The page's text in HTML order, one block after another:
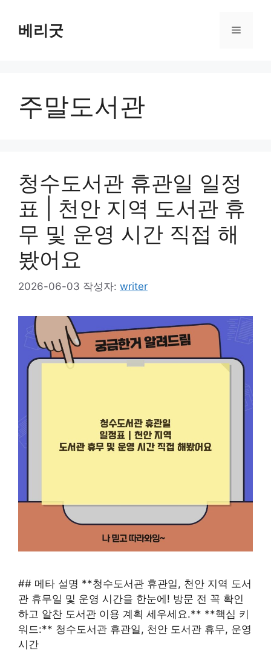
베리굿 메
주말도서관
청수도서관 휴관일 일정
표 | 천안 지역 도서관 휴
무 및 운영 시간 직접 해
봤어요
2026-06-03 작성자: writer
## 메타 설명 **청수도서관 휴관일, 천안 지역 도서
관 휴무일 및 운영 시간을 한눈에! 방문 전 꼭 확인
하고 알찬 도서관 이용 계획 세우세요.** **핵심 키
워드:** 청수도서관 휴관일, 천안 도서관 휴무, 운영
시간